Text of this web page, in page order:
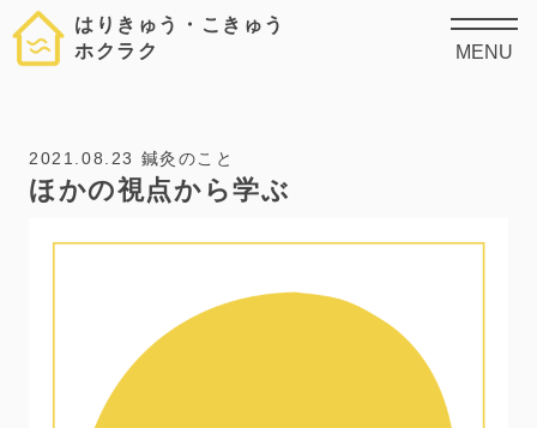
はりきゅう・こきゅう
ホクラク
MENU
2021.08.23 鍼灸のこと
ほかの視点から学ぶ